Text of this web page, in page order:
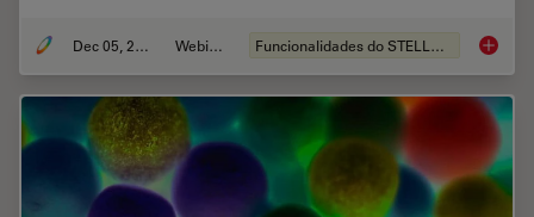
Dec 05, 2022 Webinar Funcionalidades do STELLARIS